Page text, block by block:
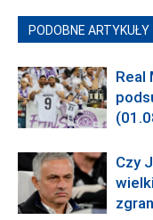
PODOBNE ARTYKUŁY
Real
Czy